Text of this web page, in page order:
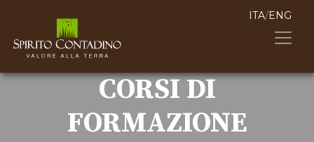
ITA/ENG
CORSI DI
FORMAZIONE